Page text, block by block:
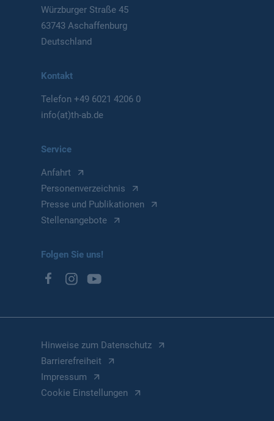
Würzburger Straße 45
63743 Aschaffenburg
Deutschland
Kontakt
Telefon+49 6021 4206 0
info(at)th-ab.de
Service
Anfahrt
Personenverzeichnis
Presse und Publikationen
Stellenangebote
Folgen Sie uns!
Hinweise zum Datenschutz
Barrierefreiheit
Impressum
Cookie Einstellungen